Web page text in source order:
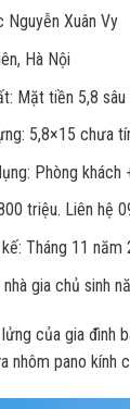
Nguyễn Xuân Vy
Hà Nội
Mặt tiền 5,8
5,8×15 chưa
Phòng
triệu. Liên hệ
Tháng 11 năm
gia chủ sinh
của gia đình
nhôm pano